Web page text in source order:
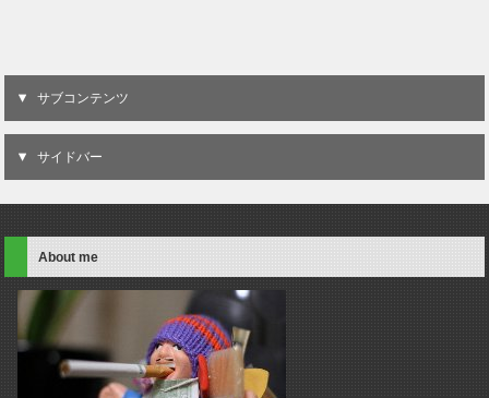
サブコンテンツ
サイドバー
About me